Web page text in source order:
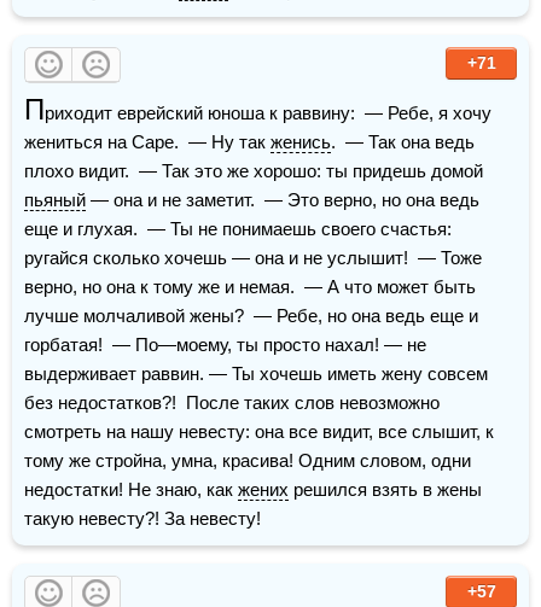
+71
Приходит еврейский юноша к раввину:  — Ребе, я хочу
жениться на Саре.  — Ну так женись.  — Так она ведь
пьяный — она и не заметит.  — Это верно, но она ведь
еще и глухая.  — Ты не понимаешь своего счастья:
ругайся сколько хочешь — она и не услышит!  — Тоже
верно, но она к тому же и немая.  — А что может быть
лучше молчаливой жены?  — Ребе, но она ведь еще и
горбатая!  — По—моему, ты просто нахал! — не
выдерживает раввин. — Ты хочешь иметь жену совсем
без недостатков?!  После таких слов невозможно
смотреть на нашу невесту: она все видит, все слышит, к
тому же стройна, умна, красива! Одним словом, одни
недостатки! Не знаю, как жених решился взять в жены
такую невесту?! За невесту!
+57